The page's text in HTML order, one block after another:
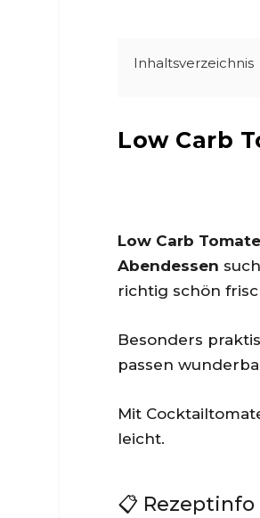
Inhaltsverzeichnis
Low Carb
Low Carb
Abendessen
richtig schön
Besonders
passen
Mit
leicht.
📋